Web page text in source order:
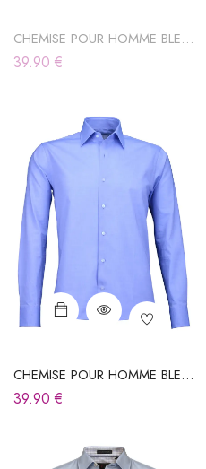
CHEMISE POUR HOMME BLEU
CIEL
39.90 €
CHEMISE POUR HOMME BLEU
CIEL
39.90€